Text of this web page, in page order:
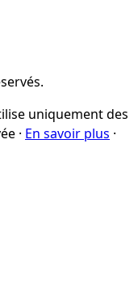
uniquement des
· En savoir plus ·